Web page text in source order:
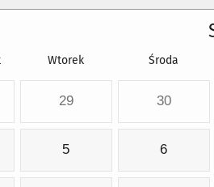
Wtorek Środa
29 30
5 6